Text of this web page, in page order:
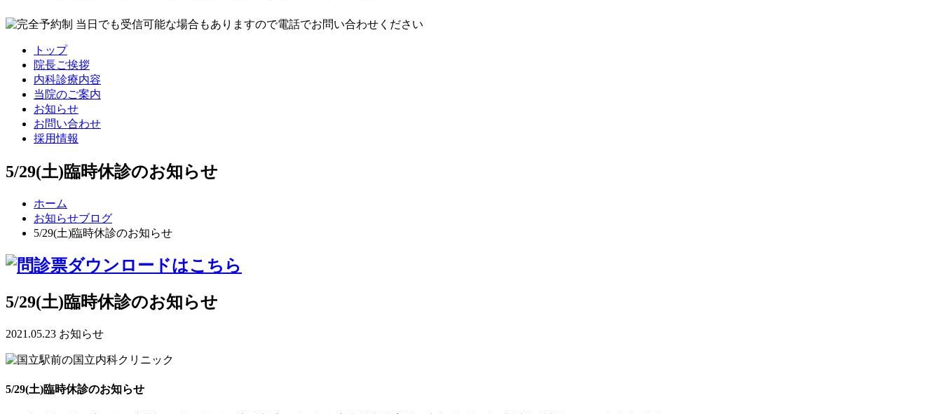
トップ
院長ご挨拶
内科診療内容
当院のご案内
お知らせ
お問い合わせ
採用情報
5/29(土)臨時休診のお知らせ
ホーム
お知らせブログ
5/29(土)臨時休診のお知らせ
5/29(土)臨時休診のお知らせ
2021.05.23 お知らせ
5/29(土)臨時休診のお知らせ